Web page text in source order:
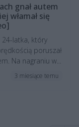
gnał autem
włamał się
24-latka, który
poruszał
Na nagraniu w...
3 miesiące temu